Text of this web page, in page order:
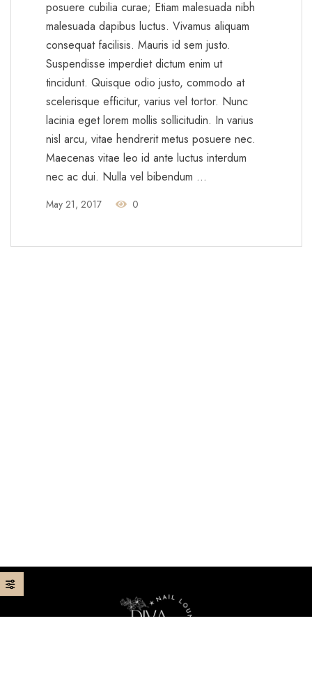
posuere cubilia curae; Etiam malesuada nibh
malesuada dapibus luctus. Vivamus aliquam
consequat facilisis. Mauris id sem justo.
Suspendisse imperdiet dictum enim ut
tincidunt. Quisque odio justo, commodo at
scelerisque efficitur, varius vel tortor. Nunc
lacinia eget lorem mollis sollicitudin. In varius
nisl arcu, vitae hendrerit metus posuere nec.
Maecenas vitae leo id ante luctus interdum
nec ac dui. Nulla vel bibendum …
May 21, 2017 0